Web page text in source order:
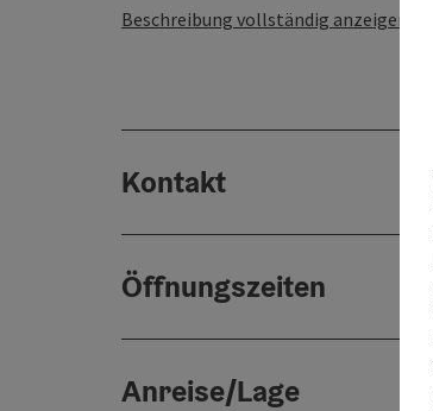
Beschreibung vollständig anzeigen
Kontakt
Öffnungszeiten
Anreise/Lage